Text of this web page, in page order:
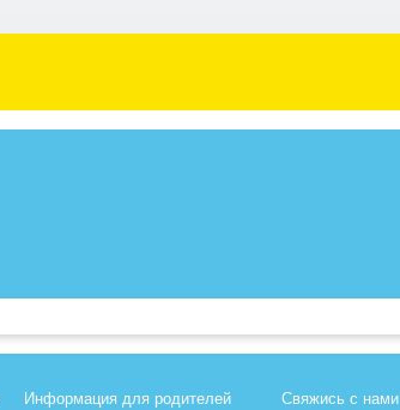
Информация для родителей Свяжись с нами